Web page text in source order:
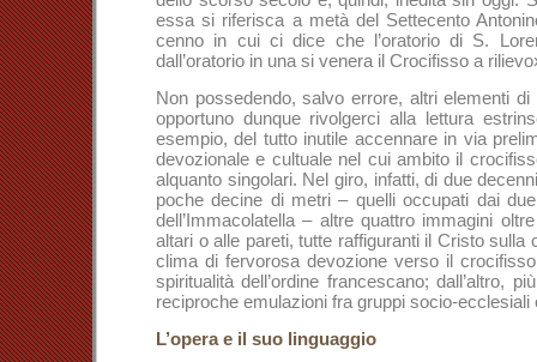
essa si riferisca a metà del Settecento
cenno in cui ci dice che l’oratorio di S.
dall’oratorio in una si venera il Crocifisso a
Non possedendo, salvo errore, altri elementi
opportuno dunque rivolgerci alla lettura
esempio, del tutto inutile accennare in via
devozionale e cultuale nel cui ambito il
alquanto singolari. Nel giro, infatti, di due
poche decine di metri – quelli occupati dai
dell’Immacolatella – altre quattro immagini
altari o alle pareti, tutte raffiguranti il Cristo sulla
clima di fervorosa devozione verso il
spiritualità dell’ordine francescano; dall’altro,
reciproche emulazioni fra gruppi socio-
L’opera e il suo linguaggio